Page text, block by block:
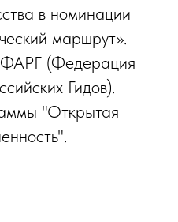
в номинации
маршрут».
(Федерация
Гидов).
"Открытая